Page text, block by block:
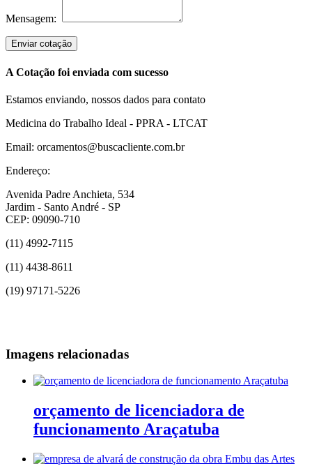
Mensagem:
Enviar cotação
A Cotação foi enviada com sucesso
Estamos enviando, nossos dados para contato
Medicina do Trabalho Ideal - PPRA - LTCAT
Email: orcamentos@buscacliente.com.br
Endereço:
Avenida Padre Anchieta, 534
Jardim - Santo André - SP
CEP: 09090-710
(11) 4992-7115
(11) 4438-8611
(19) 97171-5226
Imagens relacionadas
orçamento de licenciadora de
funcionamento Araçatuba